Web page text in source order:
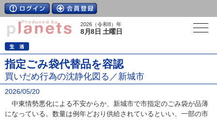
2026（令和8）年
8月8日 土曜日
指定ごみ袋代替品を容認
買いだめ行為の沈静化図る／新城市
2026/05/20
中東情勢悪化による不安からか、新城市で市指定のごみ袋が品薄
になっている。数量は例年どおり供給されているといい、一部の市